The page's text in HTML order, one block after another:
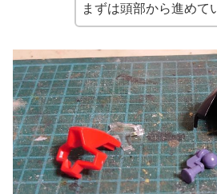
まずは頭部から進めて